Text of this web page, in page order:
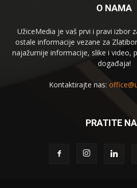
O NAMA
UžiceMedia je vaš prvi i pravi izbor
ostale informacije vezane za
najažurnije informacije, slike i video,
događaja!
Kontaktirajte nas:
PRATITE